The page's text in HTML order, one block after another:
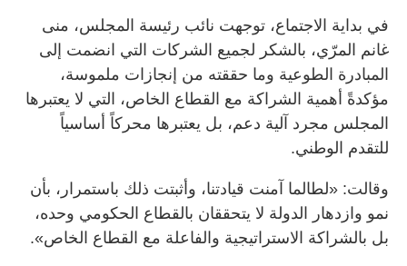
في بداية الاجتماع، توجهت نائب رئيسة المجلس، منى
غانم المرّي، بالشكر لجميع الشركات التي انضمت إلى
المبادرة الطوعية وما حققته من إنجازات ملموسة،
مؤكدةً أهمية الشراكة مع القطاع الخاص، التي لا يعتبرها
المجلس مجرد آلية دعم، بل يعتبرها محركاً أساسياً
للتقدم الوطني.
وقالت: «لطالما آمنت قيادتنا، وأثبتت ذلك باستمرار، بأن
نمو وازدهار الدولة لا يتحققان بالقطاع الحكومي وحده،
بل بالشراكة الاستراتيجية والفاعلة مع القطاع الخاص».